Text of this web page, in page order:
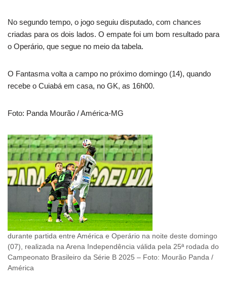
No segundo tempo, o jogo seguiu disputado, com chances
criadas para os dois lados. O empate foi um bom resultado para
o Operário, que segue no meio da tabela.
O Fantasma volta a campo no próximo domingo (14), quando
recebe o Cuiabá em casa, no GK, as 16h00.
Foto: Panda Mourão / América-MG
durante partida entre América e Operário na noite deste domingo
(07), realizada na Arena Independência válida pela 25ª rodada do
Campeonato Brasileiro da Série B 2025 – Foto: Mourão Panda /
América